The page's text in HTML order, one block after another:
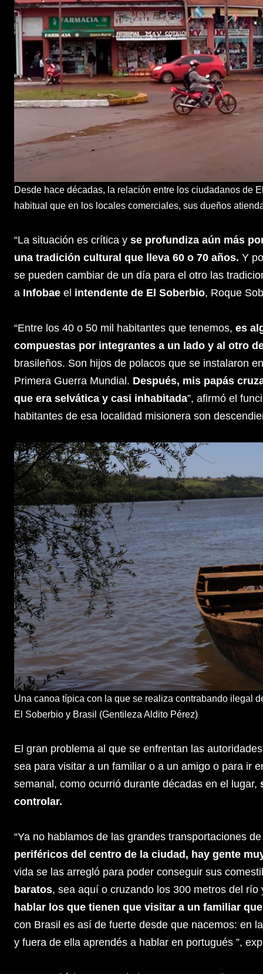
Desde hace décadas, la relación entre los ciudadanos de
habitual que en los locales comerciales, sus dueños
“La situación es crítica y se profundiza aún más
una tradición cultural que lleva 60 o 70 años. Y
se pueden cambiar de un día para el otro las
a Infobae el intendente de El Soberbio, Roque
“Entre los 40 o 50 mil habitantes que tenemos, es
compuestas por integrantes a un lado y al otro
brasileños. Son hijos de polacos que se instalaron
Primera Guerra Mundial. Después, mis papás
que era selvática y casi inhabitada”, afirmó el
habitantes de esa localidad misionera son
Una canoa típica con la que se realiza contrabando ilegal
El Soberbio y Brasil (Gentileza Aldito Pérez)
El gran problema al que se enfrentan las
sea para visitar a un familiar o a un amigo o para ir
semanal, como ocurrió durante décadas en el lugar,
controlar.
“Ya no hablamos de las grandes transportaciones
periféricos del centro de la ciudad, hay gente
vida se las arregló para poder conseguir sus
baratos, sea aquí o cruzando los 300 metros del
hablar los que tienen que visitar a un familiar
con Brasil es así de fuerte desde que nacemos: en
y fuera de ella aprendés a hablar en portugués ”,